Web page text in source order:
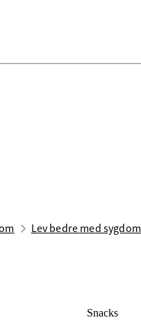
Lev bedre med sygdom
Snacks